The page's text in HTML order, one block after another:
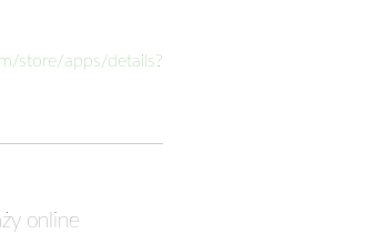
store/apps/details?
online